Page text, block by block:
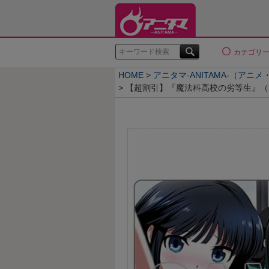
検索 カテゴリ
HOME
アニタマ-ANITAMA-（アニメ
【超割引】『魔法科高校の劣等生』